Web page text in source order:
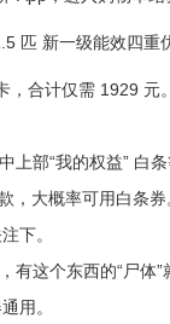
匹 新一级能效四重
，合计仅需 1929 元
上部“我的权益” 白
，大概率可用白条券
下。
有这个东西的“尸体”
用。